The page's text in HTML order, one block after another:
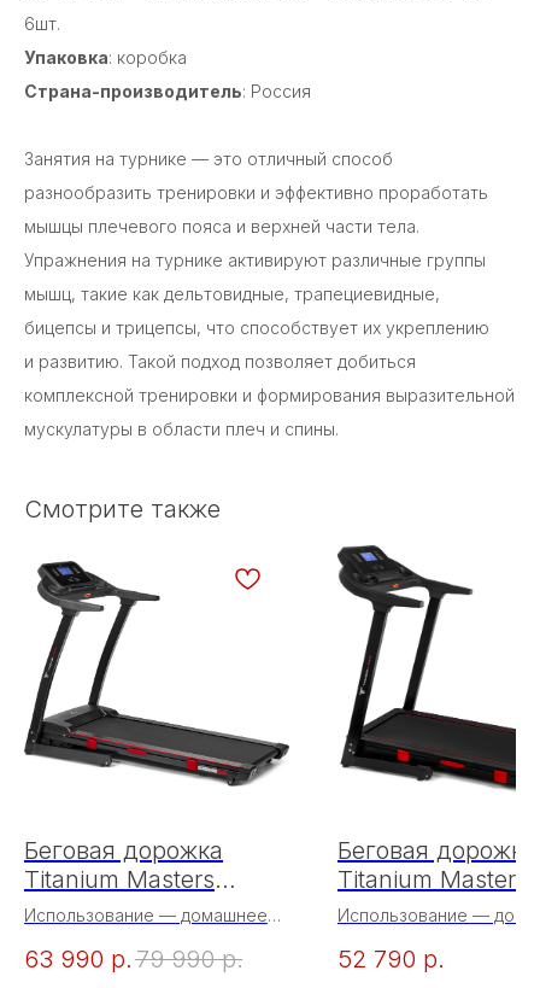
6шт.
Упаковка: коробка
Страна-производитель: Россия
Занятия на турнике — это отличный способ
разнообразить тренировки и эффективно проработать
мышцы плечевого пояса и верхней части тела.
Упражнения на турнике активируют различные группы
мышц, такие как дельтовидные, трапециевидные,
бицепсы и трицепсы, что способствует их укреплению
и развитию. Такой подход позволяет добиться
комплексной тренировки и формирования выразительной
мускулатуры в области плеч и спины.
Смотрите также
Беговая дорожка
Titanium Masters
Physiotech A360
Использование — домашнее
Двигатель — 3,0 л.с. Fuji
63 990 р. 79 990 р.
Беговая дорожка
Titanium Masters
Physiotech M380
Использование —
Двигатель — 3,0 л.с. Fuji
52 790 р.